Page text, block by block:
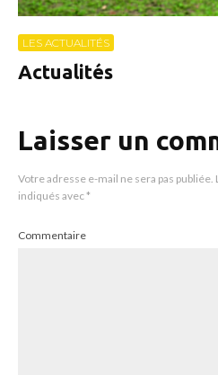
LES ACTUALITÉS
Actualités
Laisser un
Votre adresse e-mail ne sera pas publiée.
indiqués avec*
Commentaire